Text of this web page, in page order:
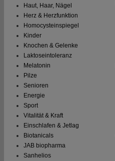
Haut, Haar, Nägel
Herz & Herzfunktion
Homocysteinspiegel
Kinder
Knochen & Gelenke
Laktoseintoleranz
Melatonin
Pilze
Senioren
Energie
Sport
Vitalität & Kraft
Einschlafen & Jetlag
Biotanicals
JAB biopharma
Sanhelios